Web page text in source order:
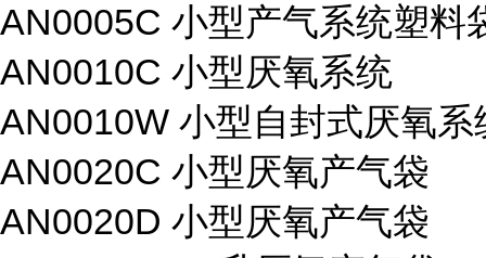
AN0005C 小型产气系统塑料
AN0010C 小型厌氧系统
AN0010W 小型自封式厌氧系
AN0020C 小型厌氧产气袋
AN0020D 小型厌氧产气袋